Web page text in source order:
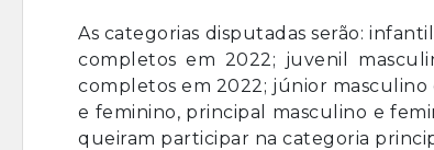
As categorias disputadas serão:
completos em 2022; juvenil
completos em 2022; júnior masculino
e feminino, principal masculino e
queiram participar na categoria